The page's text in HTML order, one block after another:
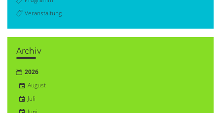
Veranstaltung
Archiv
2026
August
Juli